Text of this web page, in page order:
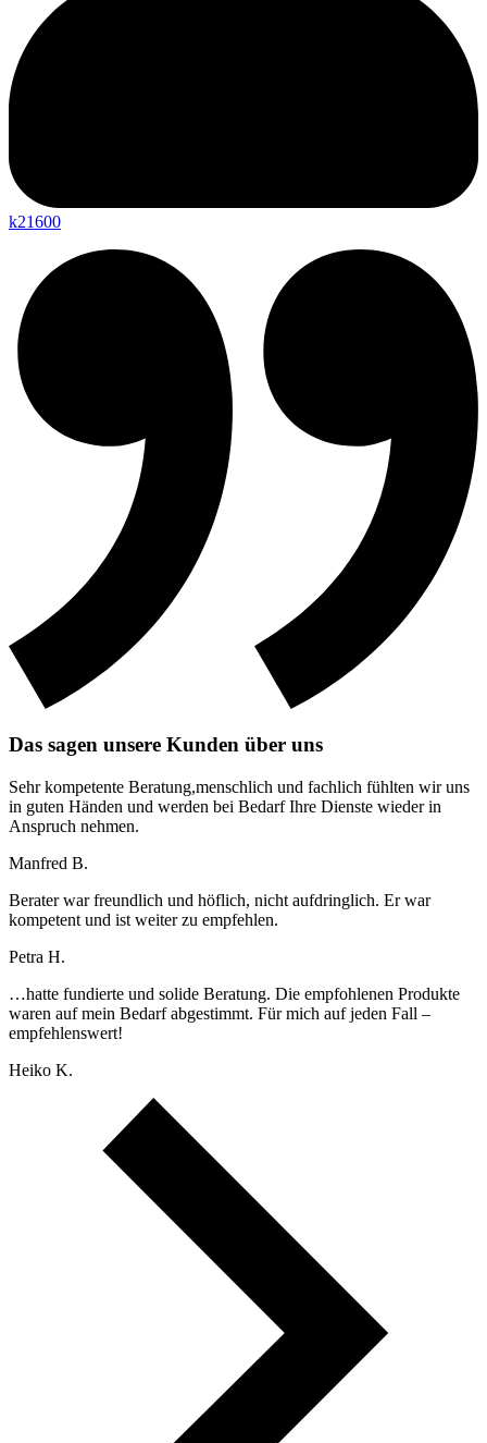
k21600
Das sagen unsere Kunden über uns
Sehr kompetente Beratung,menschlich und fachlich fühlten wir uns
in guten Händen und werden bei Bedarf Ihre Dienste wieder in
Anspruch nehmen.
Manfred B.
Berater war freundlich und höflich, nicht aufdringlich. Er war
kompetent und ist weiter zu empfehlen.
Petra H.
…hatte fundierte und solide Beratung. Die empfohlenen Produkte
waren auf mein Bedarf abgestimmt. Für mich auf jeden Fall –
empfehlenswert!
Heiko K.